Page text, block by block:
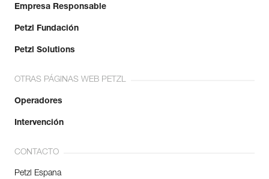
Empresa Responsable
Petzl Fundación
Petzl Solutions
OTRAS PÁGINAS WEB PETZL
Operadores
Intervención
CONTACTO
Petzl Espana